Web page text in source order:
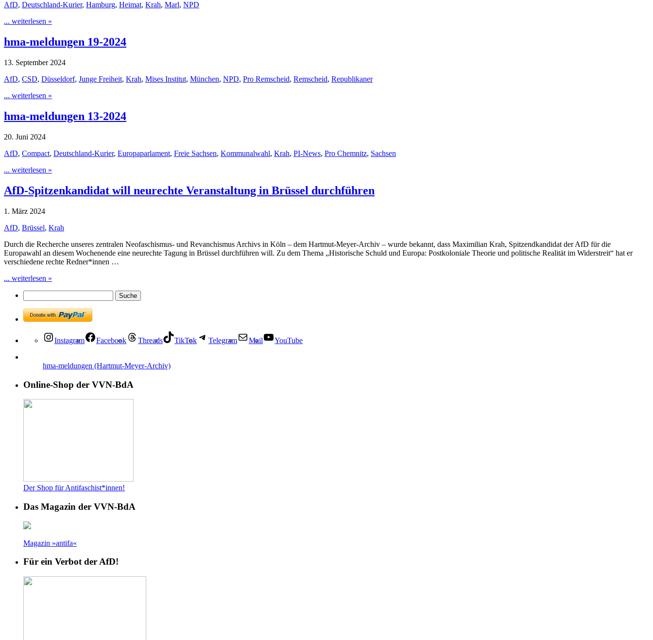
AfD, Deutschland-Kurier, Hamburg, Heimat, Krah, Marl, NPD
... weiterlesen »
hma-meldungen 19-2024
13. September 2024
AfD, CSD, Düsseldorf, Junge Freiheit, Krah, Mises Institut, München, NPD, Pro Remscheid, Remscheid, Republikaner
... weiterlesen »
hma-meldungen 13-2024
20. Juni 2024
AfD, Compact, Deutschland-Kurier, Europaparlament, Freie Sachsen, Kommunalwahl, Krah, PI-News, Pro Chemnitz, Sachsen
... weiterlesen »
AfD-Spitzenkandidat will neurechte Veranstaltung in Brüssel durchführen
1. März 2024
AfD, Brüssel, Krah
Durch die Recherche unseres zentralen Neofaschismus- und Revanchismus Archivs in Köln – dem Hartmut-Meyer-Archiv – wurde bekannt, dass Maximilian Krah, Spitzendkandidat der AfD für die
Europawahl an diesem Wochenende eine neurechte Tagung in Brüssel durchführen will. Zu dem Thema „Historische Schuld und Europa: Postkoloniale Theorie und politische Realität im Widerstreit“ hat er
verschiedene rechte Redner*innen …
... weiterlesen »
Instagram Facebook Threads TikTok Telegram Mail YouTube
hma-meldungen (Hartmut-Meyer-Archiv)
Online-Shop der VVN-BdA
Der Shop für Antifaschist*innen!
Das Magazin der VVN-BdA
Magazin »antifa«
Für ein Verbot der AfD!